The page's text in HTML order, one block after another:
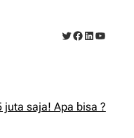
Twitter
Facebook
LinkedIn
juta saja! Apa bisa ?